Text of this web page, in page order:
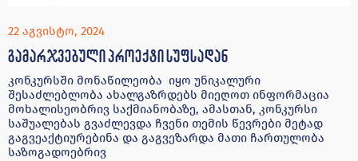
22 აგვისტო, 2024
გამარჯვებული პროექტი სუფსადან
კონკურსში მონაწილეობა იყო უნიკალური
შესაძლებლობა ახალგაზრდებს მიეღოთ ინფორმაცია
მოხალისეობრივ საქმიანობაზე, ამასთან, კონკურსი
საშუალებას გვაძლევდა ჩვენი თემის წევრები მეტად
გაგვეაქტიურებინა და გაგვეზარდა მათი ჩართულობა
საზოგადოებრივ